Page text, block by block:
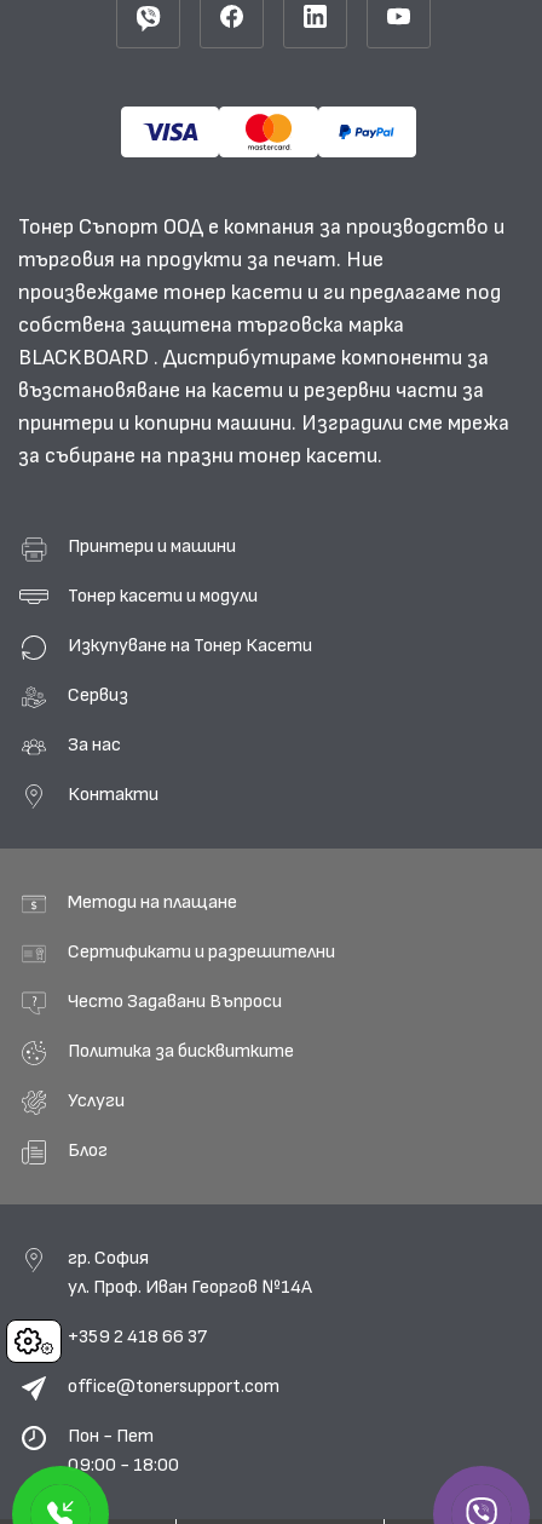
Cookies
Тонер Съпорт ООД е компания за производство и
търговия на продукти за печат. Ние
произвеждаме тонер касети и ги предлагаме под
собствена защитена търговска марка
BLACKBOARD . Дистрибутираме компоненти за
възстановяване на касети и резервни части за
принтери и копирни машини. Изградили сме мрежа
за събиране на празни тонер касети.
Принтери и машини
Тонер касети и модули
Изкупуване на Тонер Касети
Сервиз
За нас
Контакти
Методи на плащане
Сертификати и разрешителни
Често Задавани Въпроси
Политика за бисквитките
Услуги
Блог
гр. София
ул. Проф. Иван Георгов №14А
+359 2 418 66 37
office@tonersupport.com
Пон - Пет
09:00 - 18:00